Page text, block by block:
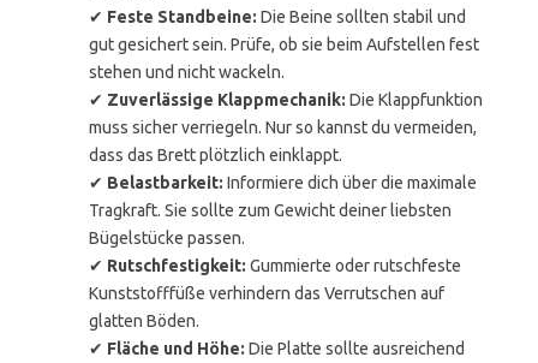
✔ Feste Standbeine: Die Beine sollten stabil und
gut gesichert sein. Prüfe, ob sie beim Aufstellen fest
stehen und nicht wackeln.
✔ Zuverlässige Klappmechanik: Die Klappfunktion
muss sicher verriegeln. Nur so kannst du vermeiden,
dass das Brett plötzlich einklappt.
✔ Belastbarkeit: Informiere dich über die maximale
Tragkraft. Sie sollte zum Gewicht deiner liebsten
Bügelstücke passen.
✔ Rutschfestigkeit: Gummierte oder rutschfeste
Kunststofffüße verhindern das Verrutschen auf
glatten Böden.
✔ Fläche und Höhe: Die Platte sollte ausreichend